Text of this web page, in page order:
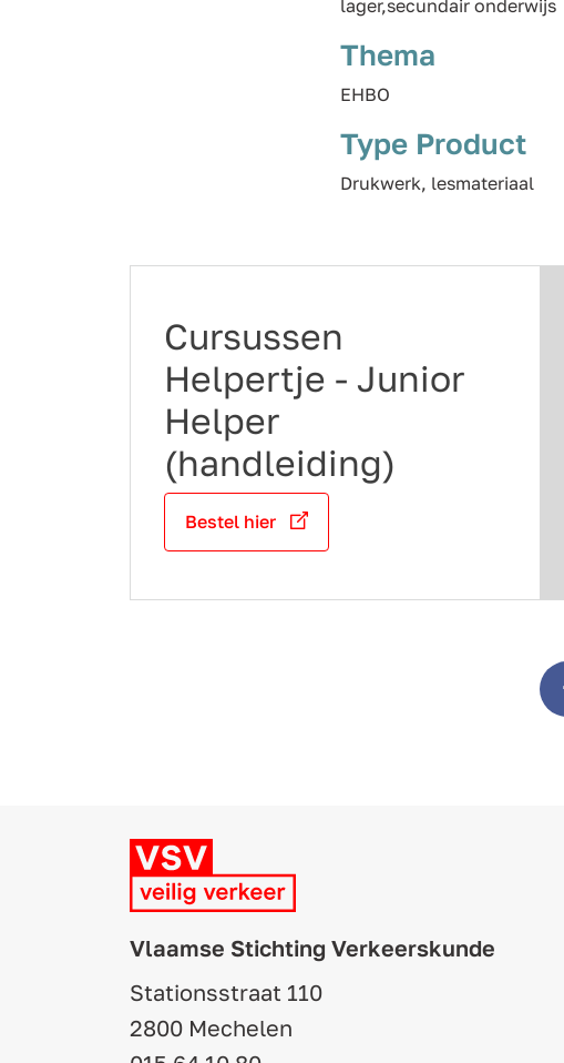
lager,secundair onderwijs
Thema
EHBO
Type Product
Drukwerk, lesmateriaal
Cursussen
Helpertje - Junior
Helper
(handleiding)
Bestel hier
Vlaamse Stichting Verkeerskunde
Stationsstraat 110
2800 Mechelen